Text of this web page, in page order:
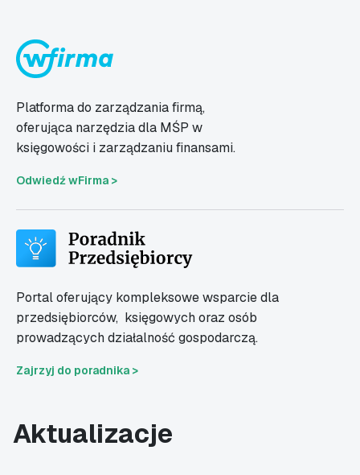
Platforma do zarządzania firmą,
oferująca narzędzia dla MŚP w
księgowości i zarządzaniu finansami.
Odwiedź wFirma >
Portal oferujący kompleksowe wsparcie dla
przedsiębiorców, księgowych oraz osób
prowadzących działalność gospodarczą.
Zajrzyj do poradnika >
Aktualizacje